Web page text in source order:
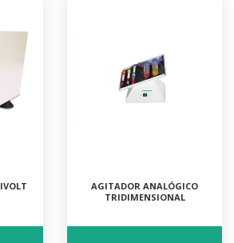
AGITADOR ANALÓGICO
TRIDIMENSIONAL